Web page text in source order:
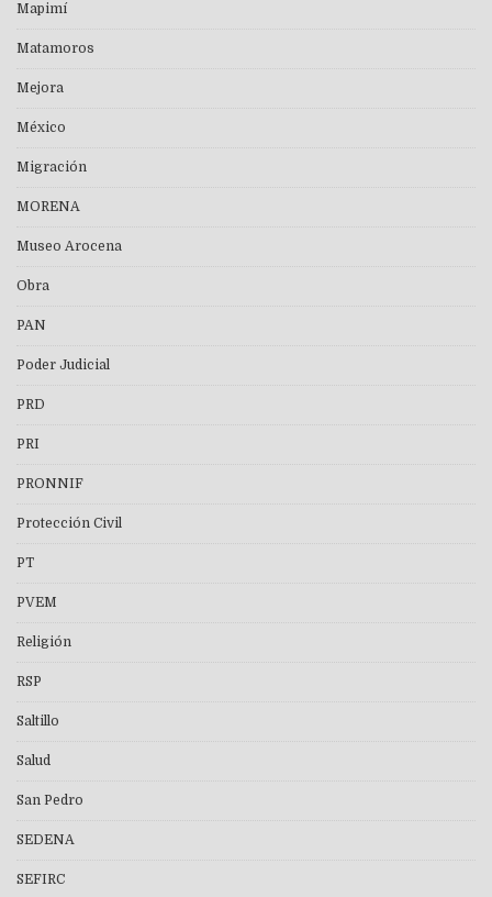
Mapimí
Matamoros
Mejora
México
Migración
MORENA
Museo Arocena
Obra
PAN
Poder Judicial
PRD
PRI
PRONNIF
Protección Civil
PT
PVEM
Religión
RSP
Saltillo
Salud
San Pedro
SEDENA
SEFIRC